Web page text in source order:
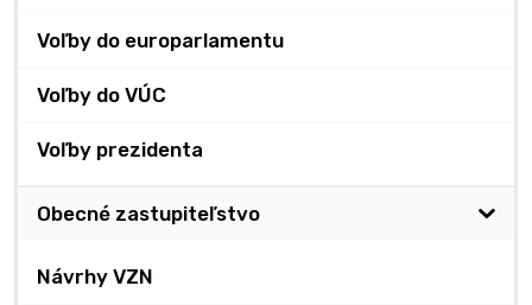
Voľby do europarlamentu
Voľby do VÚC
Voľby prezidenta
Obecné zastupiteľstvo
Návrhy VZN